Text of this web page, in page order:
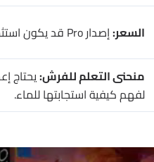
السعر:إصدار Pro قد يكون استثماراً مكلفاً لبعض المبتدئين.
منحنى التعلم للفرش:يحتاج
لفهم كيفية استجابتها للماء.